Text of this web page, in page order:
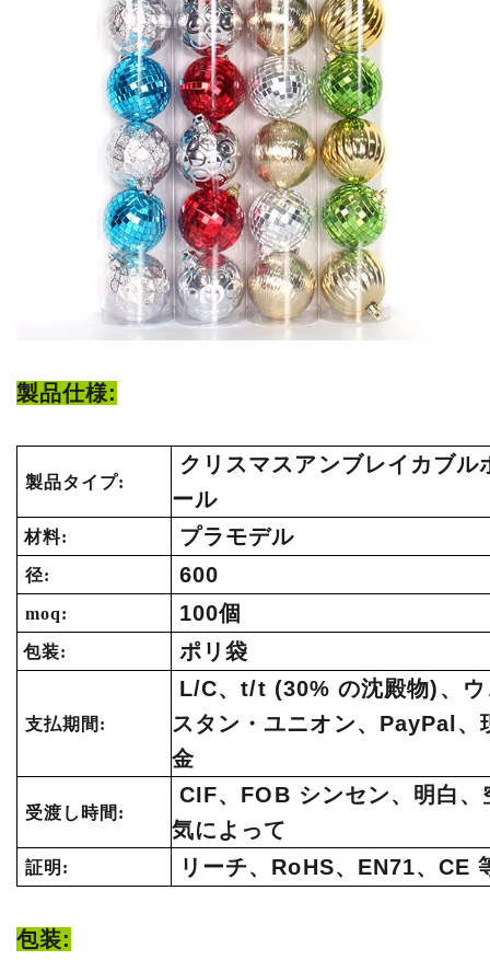
製品仕様:
製品タイプ:
クリスマスアンブレイカブル
ール
材料: プラモデル
径: 600
moq: 100個
包装: ポリ袋
支払期間:
L/C、t/t (30% の沈殿物)、ウ
スタン・ユニオン、PayPal、
金
受渡し時間:
CIF、FOB シンセン、明白、
気によって
証明: リーチ、RoHS、EN71、CE
包装: